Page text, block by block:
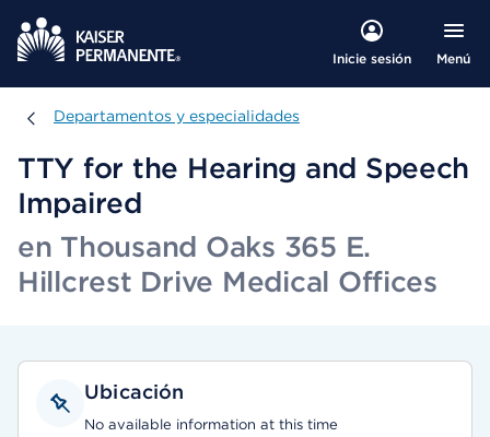
Inicie sesión Menú
Departamentos y especialidades
Departamentos y especialidades
TTY for the Hearing and Speech
Impaired
en Thousand Oaks 365 E.
Hillcrest Drive Medical Offices
Ubicación
No available information at this time